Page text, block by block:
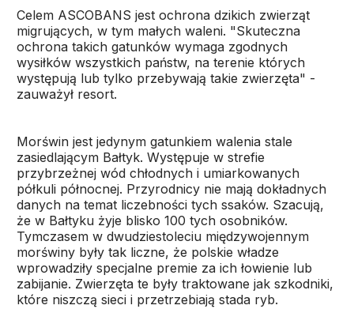
Celem ASCOBANS jest ochrona dzikich zwierząt
migrujących, w tym małych waleni. "Skuteczna
ochrona takich gatunków wymaga zgodnych
wysiłków wszystkich państw, na terenie których
występują lub tylko przebywają takie zwierzęta" -
zauważył resort.
Morświn jest jedynym gatunkiem walenia stale
zasiedlającym Bałtyk. Występuje w strefie
przybrzeżnej wód chłodnych i umiarkowanych
półkuli północnej. Przyrodnicy nie mają dokładnych
danych na temat liczebności tych ssaków. Szacują,
że w Bałtyku żyje blisko 100 tych osobników.
Tymczasem w dwudziestoleciu międzywojennym
morświny były tak liczne, że polskie władze
wprowadziły specjalne premie za ich łowienie lub
zabijanie. Zwierzęta te były traktowane jak szkodniki,
które niszczą sieci i przetrzebiają stada ryb.